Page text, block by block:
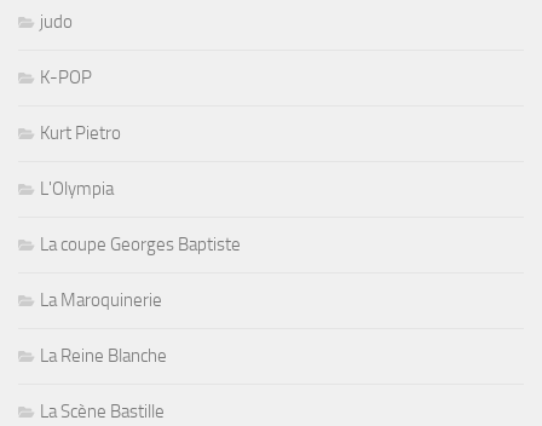
judo
K-POP
Kurt Pietro
L'Olympia
La coupe Georges Baptiste
La Maroquinerie
La Reine Blanche
La Scène Bastille